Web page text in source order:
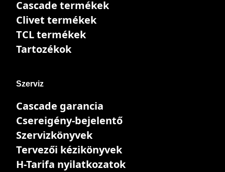
Cascade termékek
Clivet termékek
TCL termékek
Tartozékok
Szerviz
Cascade garancia
Csereigény-bejelentő
Szervizkönyvek
Tervezői kézikönyvek
H-Tarifa nyilatkozatok